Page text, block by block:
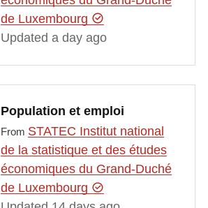
de Luxembourg
Updated a day ago
Population et emploi
From STATEC Institut national
de la statistique et des études
économiques du Grand-Duché
de Luxembourg